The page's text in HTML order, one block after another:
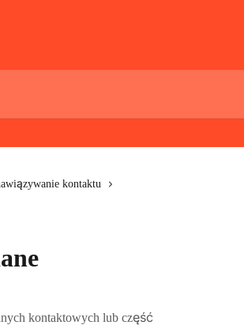
kontaktu
kontaktowych lub część